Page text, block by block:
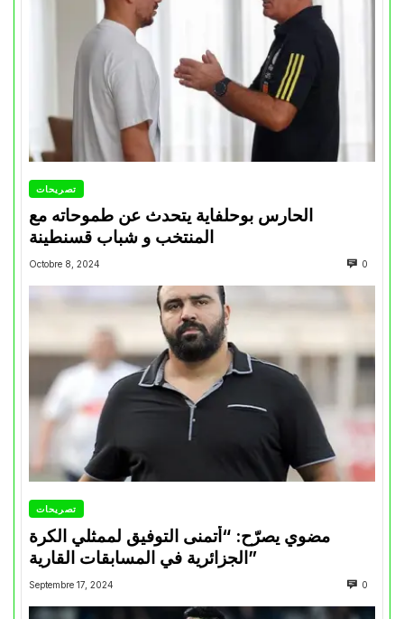
تصريحات
الحارس بوحلفاية يتحدث عن طموحاته مع
المنتخب و شباب قسنطينة
Octobre 8, 2024 0
تصريحات
مضوي يصرّح: “أتمنى التوفيق لممثلي الكرة
الجزائرية في المسابقات القارية”
Septembre 17, 2024 0